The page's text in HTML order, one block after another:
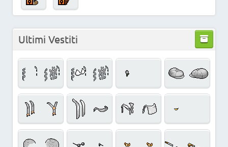
Ultimi Vestiti